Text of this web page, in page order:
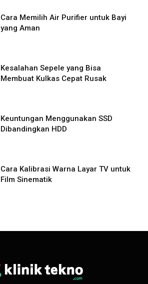
Cara Memilih Air Purifier untuk Bayi
yang Aman
Kesalahan Sepele yang Bisa
Membuat Kulkas Cepat Rusak
Keuntungan Menggunakan SSD
Dibandingkan HDD
Cara Kalibrasi Warna Layar TV untuk
Film Sinematik